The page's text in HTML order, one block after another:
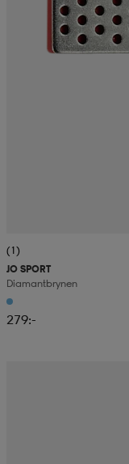
(1)
JO SPORT
Diamantbrynen
279:-